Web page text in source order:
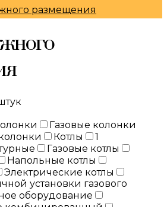
размещения
Газовые колонки
Котлы
1
Газовые котлы
Напольные котлы
Электрические котлы
установки газового
оборудование